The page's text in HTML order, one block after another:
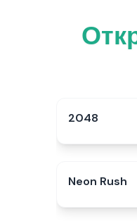
2048
Neon Rush